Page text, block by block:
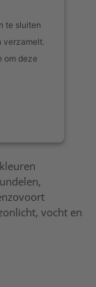
te sluiten
om deze
Platform
vocht en